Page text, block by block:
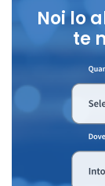
Noi lo
te